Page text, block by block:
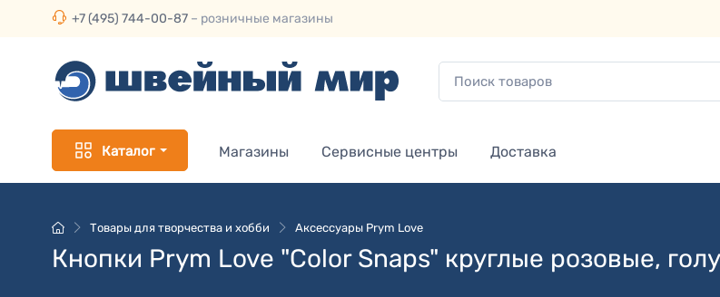
+7 (495) 744-00-87 – розничные магазины
Каталог Магазины Сервисные центры Доставка
Товары для творчества и хобби Аксессуары Prym Love
Кнопки Prym Love "Color Snaps" круглые розовые,